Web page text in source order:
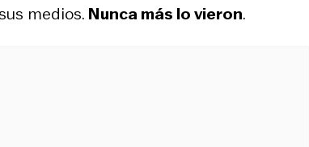
medios. Nunca más lo vieron.